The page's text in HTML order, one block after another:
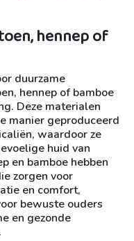
hennep of
duurzame
hennep of bamboe
Deze materialen
manier geproduceerd
waardoor ze
huid van
en bamboe hebben
zorgen voor
en comfort,
bewuste ouders
en gezonde